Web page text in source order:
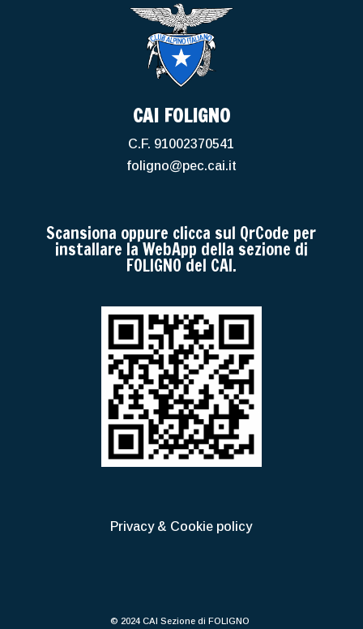
CAI FOLIGNO
C.F. 91002370541
foligno@pec.cai.it
Scansiona oppure clicca sul QrCode per
installare la WebApp della sezione di
FOLIGNO del CAI.
Privacy & Cookie policy
© 2024 CAI Sezione di FOLIGNO